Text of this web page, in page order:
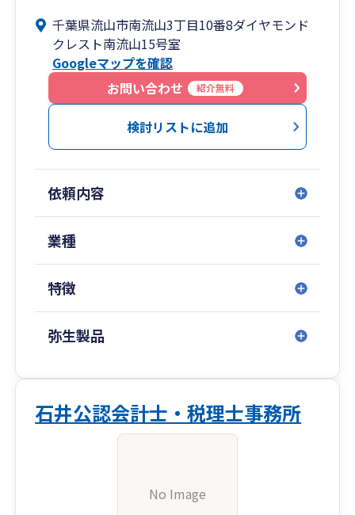
税務業界27年の実務経験とMBA（経営学修士）の
経営戦略知識を掛け合わせ、企業税務・相続・不
動産・会社設立まで幅広く対応。
専門用語を使わず、わかりやすく丁寧に、そして
「納税者の権利を守る」という強い信念のもと、
他士業との連携によるワンストップ対応、オンラ
イン・リモートによる全国対応も可能です。初回
相談無料。
千葉県流山市南流山3丁目10番8ダイヤモンド
クレスト南流山15号室
Googleマップを確認
お問い合わせ
紹介無料
検討リストに追加
依頼内容
業種
特徴
弥生製品
石井公認会計士・税理士事務所
No Image